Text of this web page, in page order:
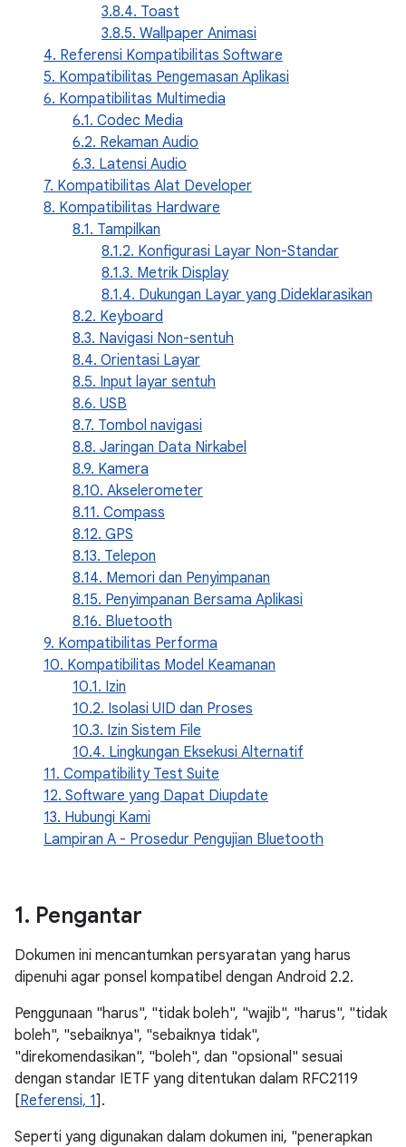
3.8.4. Toast
3.8.5. Wallpaper Animasi
4. Referensi Kompatibilitas Software
5. Kompatibilitas Pengemasan Aplikasi
6. Kompatibilitas Multimedia
6.1. Codec Media
6.2. Rekaman Audio
6.3. Latensi Audio
7. Kompatibilitas Alat Developer
8. Kompatibilitas Hardware
8.1. Tampilkan
8.1.2. Konfigurasi Layar Non-Standar
8.1.3. Metrik Display
8.1.4. Dukungan Layar yang Dideklarasikan
8.2. Keyboard
8.3. Navigasi Non-sentuh
8.4. Orientasi Layar
8.5. Input layar sentuh
8.6. USB
8.7. Tombol navigasi
8.8. Jaringan Data Nirkabel
8.9. Kamera
8.10. Akselerometer
8.11. Compass
8.12. GPS
8.13. Telepon
8.14. Memori dan Penyimpanan
8.15. Penyimpanan Bersama Aplikasi
8.16. Bluetooth
9. Kompatibilitas Performa
10. Kompatibilitas Model Keamanan
10.1. Izin
10.2. Isolasi UID dan Proses
10.3. Izin Sistem File
10.4. Lingkungan Eksekusi Alternatif
11. Compatibility Test Suite
12. Software yang Dapat Diupdate
13. Hubungi Kami
Lampiran A - Prosedur Pengujian Bluetooth
1. Pengantar
Dokumen ini mencantumkan persyaratan yang harus
dipenuhi agar ponsel kompatibel dengan Android 2.2.
Penggunaan "harus", "tidak boleh", "wajib", "harus", "tidak
boleh", "sebaiknya", "sebaiknya tidak",
"direkomendasikan", "boleh", dan "opsional" sesuai
dengan standar IETF yang ditentukan dalam RFC2119
[Referensi, 1].
Seperti yang digunakan dalam dokumen ini, "penerapkan